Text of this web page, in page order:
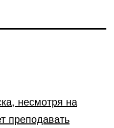
несмотря на
преподавать